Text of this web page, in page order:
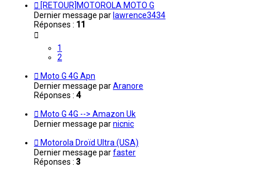
[RETOUR]MOTOROLA MOTO G
Dernier message par lawrence3434
Réponses : 11
1
2
Moto G 4G Apn
Dernier message parAranore
Réponses : 4
Moto G 4G --> Amazon Uk
Dernier message parnicnic
Motorola Droïd Ultra (USA)
Dernier message parfaster
Réponses : 3